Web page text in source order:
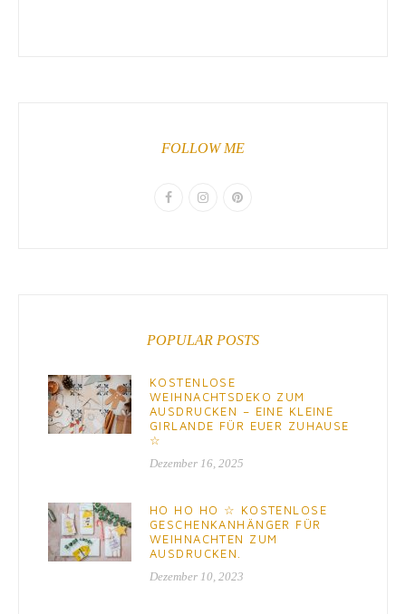
FOLLOW ME
POPULAR POSTS
KOSTENLOSE
WEIHNACHTSDEKO ZUM
AUSDRUCKEN – EINE KLEINE
GIRLANDE FÜR EUER ZUHAUSE
☆
Dezember 16, 2025
HO HO HO ☆ KOSTENLOSE
GESCHENKANHÄNGER FÜR
WEIHNACHTEN ZUM
AUSDRUCKEN.
Dezember 10, 2023